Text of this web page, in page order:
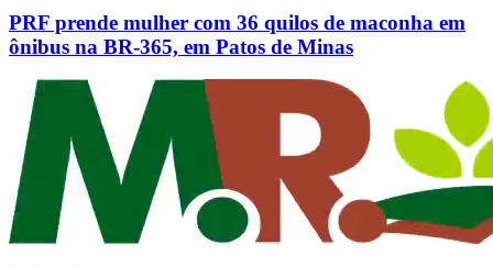
PRF prende mulher com 36 quilos de maconha em
ônibus na BR-365, em Patos de Minas